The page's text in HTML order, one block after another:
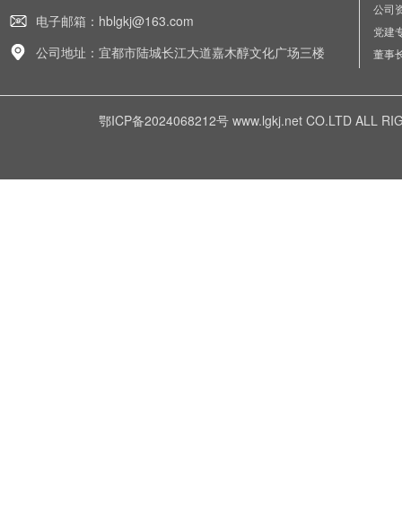
电子邮箱：hblgkj@163.com
公司地址：宜都市陆城长江大道嘉木醇文化广场三楼
公司
党建
董事
鄂ICP备2024068212号 www.lgkj.net CO.LTD ALL